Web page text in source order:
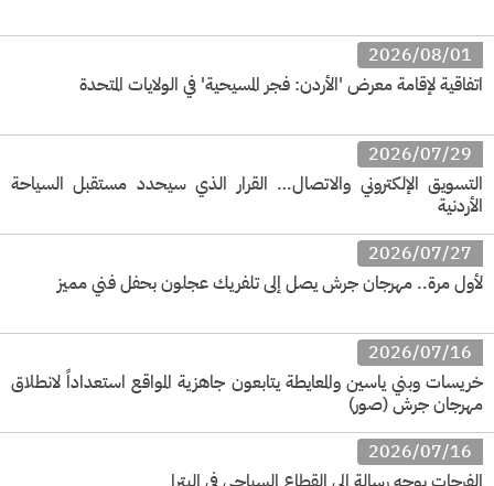
2026/08/01
اتفاقية لإقامة معرض 'الأردن: فجر المسيحية' في الولايات المتحدة
2026/07/29
التسويق الإلكتروني والاتصال… القرار الذي سيحدد مستقبل السياحة
الأردنية
2026/07/27
لأول مرة.. مهرجان جرش يصل إلى تلفريك عجلون بحفل فني مميز
2026/07/16
خريسات وبني ياسين والمعايطة يتابعون جاهزية المواقع استعداداً لانطلاق
مهرجان جرش (صور)
2026/07/16